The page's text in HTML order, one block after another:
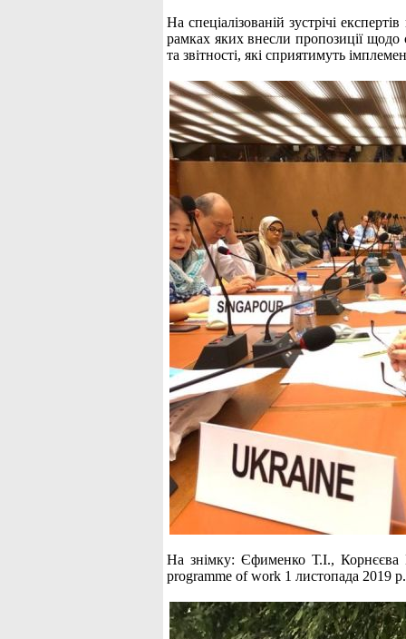
На спеціалізованій зустрічі
рамках яких внесли пропозиції щодо
та звітності, які сприятимуть
На знімку: Єфименко Т.І.,
programme of work 1 листопада 2019 р.